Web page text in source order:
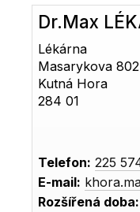
Dr.Max
Lékárna
Masarykova 802
Kutná Hora
284 01
Telefon: 225
E-mail:
Rozšířená doba: